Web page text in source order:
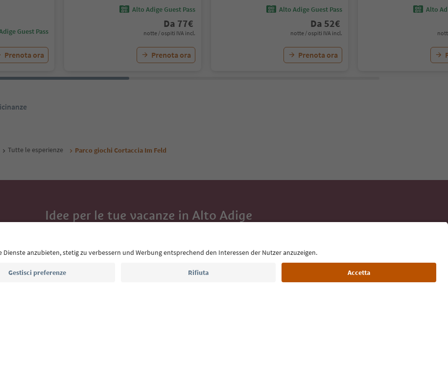
Guest Pass
Prenota ora
Alto Adige Guest Pass
Da 77€
notte / ospiti IVA incl.
Prenota ora
Alto Adige Guest Pass
Da 52€
notte / ospiti IVA incl.
Prenota ora
Alto
Tutte le esperienze Parco giochi Cortaccia Im Feld
Idee per le tue vacanze in Alto Adige
eventi da non perdere e ricette tipiche.